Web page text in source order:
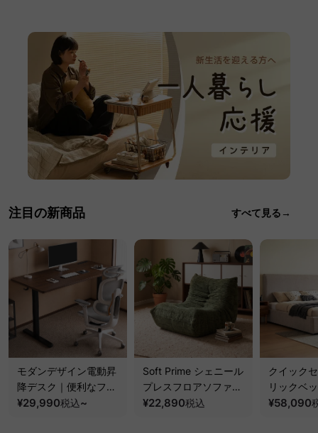
注目の新商品 すべて見る→
モダンデザイン電動昇
降デスク｜便利なフッ
ク・コンセント・
¥29,990税込~
Soft Prime シェニール
プレスフロアソファ｜
圧縮梱包で搬入しやす
¥22,890税込
クイック
リックベ
要で組み
¥58,090